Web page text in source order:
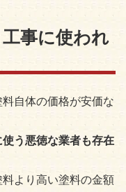
事に使われ
自体の価格が安価な
う悪徳な業者も存在
より高い塗料の金額